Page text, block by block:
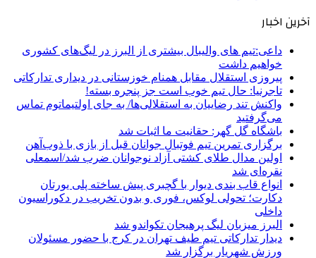
آخرین اخبار
داعی:تیم های والیبال بیشتری از البرز در لیگ‌های کشوری
خواهیم داشت
پیروزی استقلال مقابل همنام خوزستانی در دیداری تدارکاتی
تاجرنیا: حال تیم خوب است جز پنجره بسته!
واکنش تند رضاییان به استقلالی‌ها/ به جای اولتیماتوم تماس
می‌گرفتید
باشگاه گل گهر: حقانیت ما اثبات شد
برگزاری تمرین تیم فوتبال جوانان قبل از بازی با ذوب‌آهن
اولین مدال طلای کشتی آزاد نوجوانان ضرب شد/اسمعلی
نقره‌ای شد
انواع قاب بندی دیوار با گچبری پیش ساخته پلی یورتان
دکارت؛ تحولی لوکس، فوری و بدون تخریب در دکوراسیون
داخلی
البرز میزبان لیگ پرهیجان تکواندو شد
دیدار تدارکاتی تیم طیف تهران در کرج با حضور مسئولان
ورزش شهریار برگزار شد